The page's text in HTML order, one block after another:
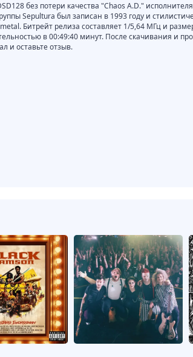
без потери качества "Chaos A.D."
Sepultura был записан в 1993 году и
Битрейт релиза составляет 1/5,64 МГц и
в 00:49:40 минут. После скачивания и
и оставьте отзыв.